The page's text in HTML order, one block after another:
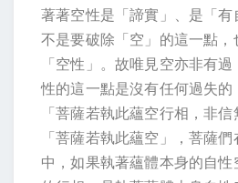
著著空性是「諦實」、是「有
不是要破除「空」的這一點，
「空性」。故唯見空亦非有
性的這一點是沒有任何過失的
「菩薩若執此蘊空行相，非
「菩薩若執此蘊空」，菩薩
中，如果執著蘊體本身的自性